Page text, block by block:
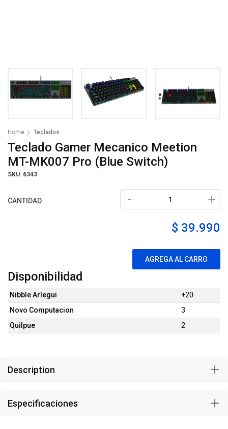
Home Teclados
Teclado Gamer Mecanico Meetion
MT-MK007 Pro (Blue Switch)
SKU: 6343
CANTIDAD +
-
$ 39.990
AGREGA AL CARRO
Disponibilidad
Nibble Arlegui
+20
Novo Computacion
3
Quilpue
2
Description
Especificaciones